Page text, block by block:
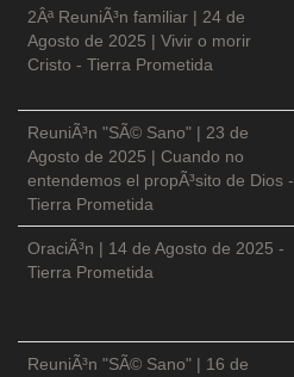
2Âª ReuniÃ³n familiar | 24 de
Agosto de 2025 | Vivir o morir
Cristo - Tierra Prometida
ReuniÃ³n "SÃ© Sano" | 23 de
Agosto de 2025 | Cuando no
entendemos el propÃ³sito de Dios -
Tierra Prometida
OraciÃ³n | 14 de Agosto de 2025 -
Tierra Prometida
ReuniÃ³n "SÃ© Sano" | 16 de